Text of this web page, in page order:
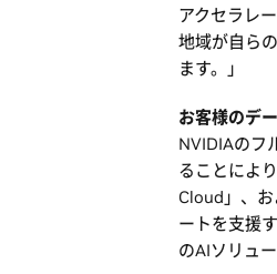
アクセラレ
地域が自ら
ます。」
お客様のデ
NVIDIAのフ
ることによ
Cloud」、
ートを支援
のAIソリュ